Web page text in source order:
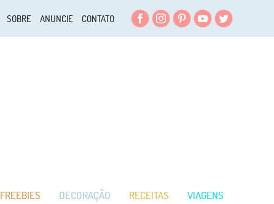
FacebookInstagram
PinterestYouTube
Twitter
SOBRE ANUNCIE CONTATO
FREEBIES DECORAÇÃO RECEITAS VIAGENS